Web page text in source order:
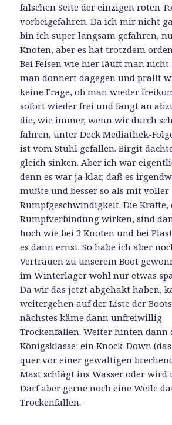
falschen Seite der einzigen roten
vorbeigefahren. Da ich mir nicht
bin ich super langsam gefahren,
Knoten, aber es hat trotzdem
Bei Felsen wie hier läuft man nicht
man donnert dagegen und prallt
keine Frage, ob man wieder
sofort wieder frei und fängt an
die, wie immer, wenn wir durch
fahren, unter Deck Mediathek-
ist vom Stuhl gefallen. Birgit
gleich sinken. Aber ich war
denn es war ja klar, daß es
mußte und besser so als mit voller
Rumpfgeschwindigkeit. Die Kräfte,
Rumpfverbindung wirken, sind
hoch wie bei 3 Knoten und bei
es dann ernst. So habe ich aber
Vertrauen zu unserem Boot
im Winterlager wohl nur etwas
Da wir das jetzt abgehakt haben,
weitergehen auf der Liste der
nächstes käme dann unfreiwillig
Trockenfallen. Weiter hinten dann
Königsklasse: ein Knock-Down
quer vor einer gewaltigen
Mast schlägt ins Wasser oder wird
Darf aber gerne noch eine Weile
Trockenfallen.